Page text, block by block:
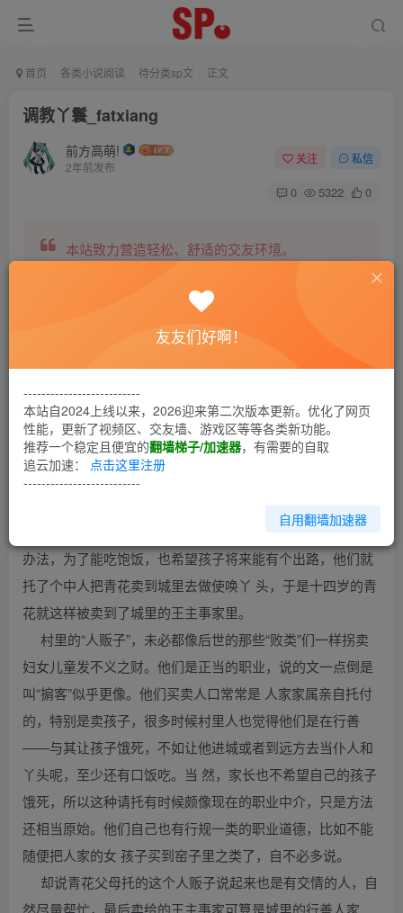
首页 各类小说阅读 待分类sp文 正文
调教丫鬟_fatxiang
前方高萌!
2年前发布
关注 私信
0 5322 0
本站致力营造轻松、舒适的交友环境。
另有小说阅读站点，网罗包括训诫文、腐文在内的
第1回
“ 青花是个农村丫头，今年十四岁，是她家里最大的女孩
儿。农户人家子女多，可是粮食却是不够吃的，青花家里也
弟，她还得让着弟弟们，自己就更吃不上了。家里父母也没
办法，为了能吃饱饭，也希望孩子将来能有个出路，他们就
托了个中人把青花卖到城里去做使唤丫 头，于是十四岁的青
花就这样被卖到了城里的王主事家里。
村里的“人贩子”，未必都像后世的那些“败类”们一样拐卖
妇女儿童发不义之财。他们是正当的职业，说的文一点倒是
叫“掮客”似乎更像。他们买卖人口常常是 人家家属亲自托付
的，特别是卖孩子，很多时候村里人也觉得他们是在行善
——与其让孩子饿死，不如让他进城或者到远方去当仆人和
丫头呢，至少还有口饭吃。当 然，家长也不希望自己的孩子
饿死，所以这种请托有时候颇像现在的职业中介，只是方法
还相当原始。他们自己也有行规一类的职业道德，比如不能
随便把人家的女 孩子买到窑子里之类了，自不必多说。
却说青花父母托的这个人贩子说起来也是有交情的人，自
然尽量帮忙，最后卖给的王主事家可算是城里的行善人家
友友们好啊！
--------------------------
本站自2024上线以来，2026迎来第二次版本更新。优化了网页
性能，更新了视频区、交友墙、游戏区等等各类新功能。
推荐一个稳定且便宜的翻墙梯子/加速器，有需要的自取
追云加速： 点击这里注册
--------------------------
自用翻墙加速器